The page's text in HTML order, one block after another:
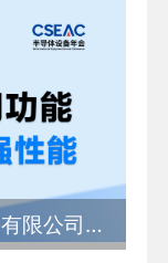
盛美半导体设备（上海）股份有限公司工艺部副总裁 贾照伟：AI芯片是把不同功能芯片堆叠实现更强性能